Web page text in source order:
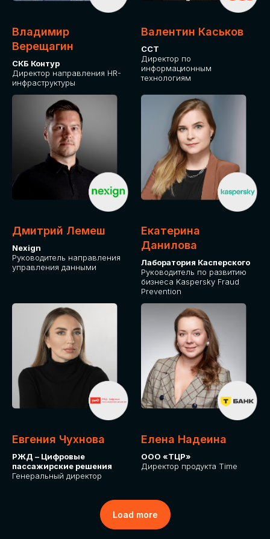
Владимир
Верещагин
СКБ Контур
Директор направления HR-
инфраструктуры
Валентин Каськов
ССТ
Директор по
информационным
технологиям
Дмитрий Лемеш
Nexign
Руководитель направления
управления данными
Екатерина
Данилова
Лаборатория Касперского
Руководитель по развитию
бизнеса Kaspersky Fraud
Prevention
Евгения Чухнова
РЖД – Цифровые
пассажирские решения
Генеральный директор
Елена Надеина
ООО «ТЦР»
Директор продукта Time
Load more
ДЛЯ ОПЛАТЫ БИЛЕТОВ
Оплата через сервис Timepad
ПРИОБРЕСТИ БИЛЕТ